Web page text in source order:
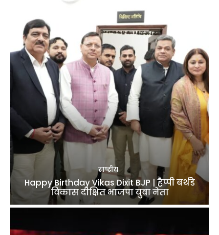
राष्ट्रीय
Happy Birthday Vikas Dixit BJP | हैप्पी बर्थडे
विकास दीक्षित भाजपा युवा नेता